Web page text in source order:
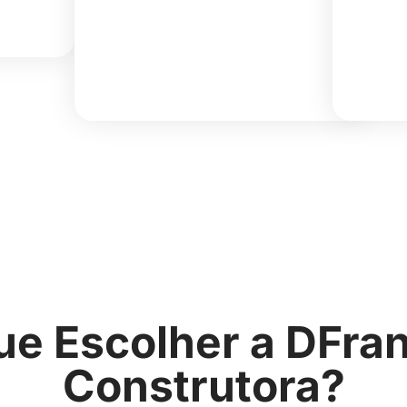
Escolher a
Construtora?